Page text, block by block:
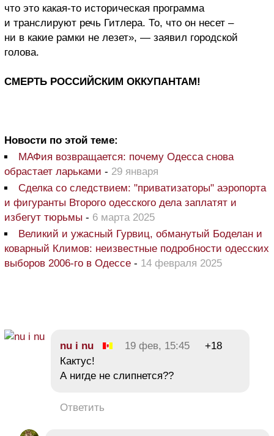
что это какая-то историческая программа
и транслируют речь Гитлера. То, что он несет –
ни в какие рамки не лезет», — заявил городской
голова.
СМЕРТЬ РОССИЙСКИМ ОККУПАНТАМ!
Новости по этой теме:
МАФия возвращается: почему Одесса снова
обрастает ларьками - 29 января
Сделка со следствием: "приватизаторы" аэропорта
и фигуранты Второго одесского дела заплатят и
избегут тюрьмы - 6 марта 2025
Великий и ужасный Гурвиц, обманутый Боделан и
коварный Климов: неизвестные подробности одесских
выборов 2006-го в Одессе - 14 февраля 2025
nu i nu 19 фев, 15:45
+18
Кактус!
А нигде не слипнется??
Ответить